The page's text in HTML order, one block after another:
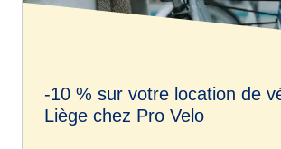
-10 % sur votre location de
Liège chez Pro Velo